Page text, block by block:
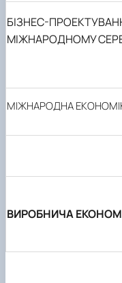
БІЗНЕС-
МІЖНАРОДНОМУ
МІЖНАРОДНА
ВИРОБНИЧА